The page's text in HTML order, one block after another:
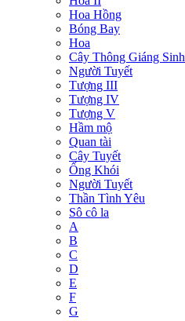
Hoa Hồng
Bóng Bay
Hoa
Cây Thông Giáng Sinh
Người Tuyết
Tượng III
Tượng IV
Tượng V
Hầm mộ
Quan tài
Cây Tuyết
Ống Khói
Người Tuyết
Thần Tình Yêu
Sô cô la
A
B
C
D
E
F
G